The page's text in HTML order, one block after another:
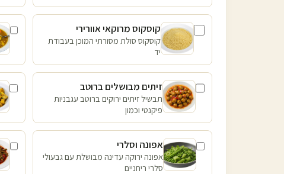
קוסקוס מרוקאי אוורירי
קוסקוס סולת מסורתי המוכן בעבודת
יד
זיתים מבושלים ברוטב
תבשיל זיתים ירוקים ברוטב עגבניות
פיקנטי וכמון
אפונה וסלרי
אפונה ירוקה עדינה מבושלת עם גבעולי
סלרי ריחניים